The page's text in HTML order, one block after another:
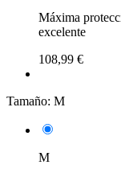
Máxima
excelente
108,99 €
Tamaño: M
M